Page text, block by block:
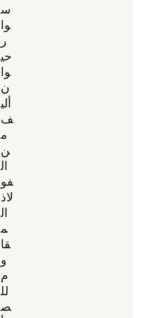
س
وا
ر
حي
وا
ن
ألي
ف
م
ن
ال
فو
لاذ
ال
م
قا
و
م
لل
ص